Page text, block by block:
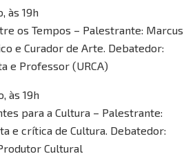
às 19h
os Tempos – Palestrante: Marcus
e Curador de Arte. Debatedor:
e Professor (URCA)
às 19h
para a Cultura – Palestrante:
e crítica de Cultura. Debatedor:
Cultural